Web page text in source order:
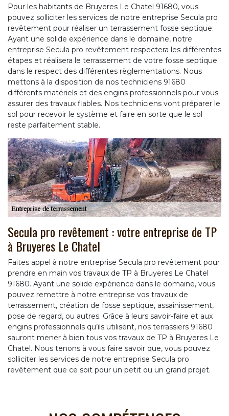
Pour les habitants de Bruyeres Le Chatel 91680, vous
pouvez solliciter les services de notre entreprise Secula pro
revêtement pour réaliser un terrassement fosse septique.
Ayant une solide expérience dans le domaine, notre
entreprise Secula pro revêtement respectera les différentes
étapes et réalisera le terrassement de votre fosse septique
dans le respect des différentes règlementations. Nous
mettons à la disposition de nos techniciens 91680
différents matériels et des engins professionnels pour vous
assurer des travaux fiables. Nos techniciens vont préparer le
sol pour recevoir le système et faire en sorte que le sol
reste parfaitement stable.
Secula pro revêtement : votre entreprise de TP
à Bruyeres Le Chatel
Faites appel à notre entreprise Secula pro revêtement pour
prendre en main vos travaux de TP à Bruyeres Le Chatel
91680. Ayant une solide expérience dans le domaine, vous
pouvez remettre à notre entreprise vos travaux de
terrassement, création de fosse septique, assainissement,
pose de regard, ou autres. Grâce à leurs savoir-faire et aux
engins professionnels qu’ils utilisent, nos terrassiers 91680
sauront mener à bien tous vos travaux de TP à Bruyeres Le
Chatel. Nous tenons à vous faire savoir que, vous pouvez
solliciter les services de notre entreprise Secula pro
revêtement que ce soit pour un petit ou un grand projet.